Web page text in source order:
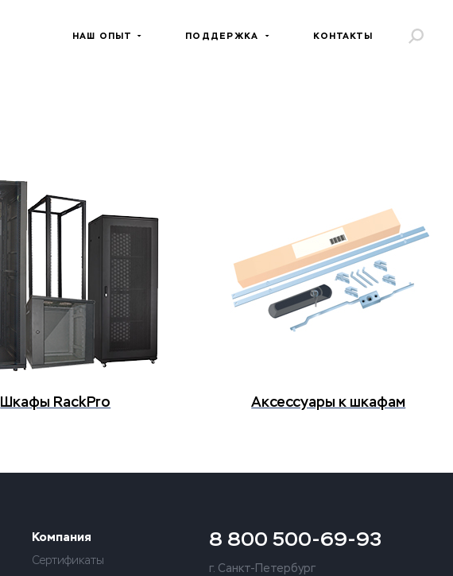
НАШ ОПЫТ ПОДДЕРЖКА КОНТАКТЫ
Шкафы RackPro Аксессуары к шкафам
Компания
Сертификаты
8 800 500-69-93
г. Санкт-Петербург